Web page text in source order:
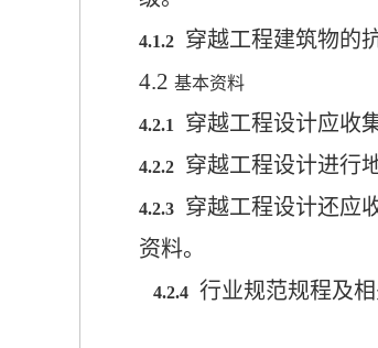
4.1.2 穿越工程建筑物的
4.2 基本资料
4.2.1 穿越工程设计应收
4.2.2 穿越工程设计进行
4.2.3
穿越工程设计还应
资料。
4.2.4 行业规范规程及